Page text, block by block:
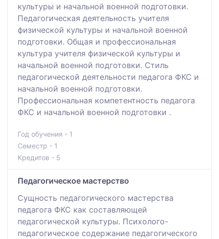
культуры и начальной военной подготовки.
Педагогическая деятельность учителя
физической культуры и начальной военной
подготовки. Общая и профессиональная
культура учителя физической культуры и
начальной военной подготовки. Стиль
педагогической деятельности педагога ФКС и
начальной военной подготовки.
Профессиональная компетентность педагога
ФКС и начальной военной подготовки .
Год обучения - 1
Семестр - 1
Кредитов - 5
Педагогическое мастерство
Сущность педагогического мастерства
педагога ФКС как составляющей
педагогической культуры. Психолого-
педагогическое содержание педагогического